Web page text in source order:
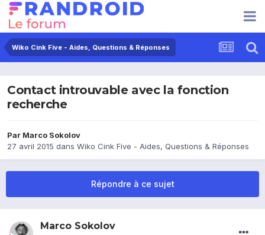
Wiko Cink Five - Aides, Questions & Réponses
Contact introuvable avec la fonction
recherche
Par Marco Sokolov
27 avril 2015 dans Wiko Cink Five - Aides, Questions & Réponses
Répondre à ce sujet
Marco Sokolov